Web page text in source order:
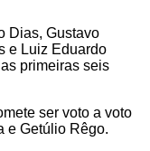
Dias, Gustavo
e Luiz Eduardo
primeiras seis
ser voto a voto
e Getúlio Rêgo.